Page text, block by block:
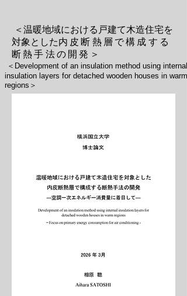
＜温暖地域における戸建て木造住宅を
対象とした内皮断熱層で構成する
断熱手法の開発 ＞
＜Development of an insulation method using internal
insulation layers for detached wooden houses in warm
regions ＞